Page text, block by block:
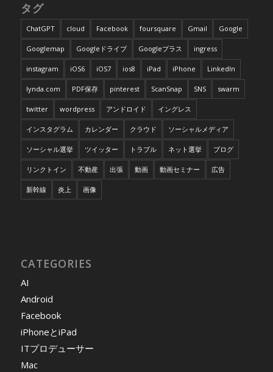
タグ
ChatGPT cloud Facebook foursquare Gmail Google
Googlemap Googleドライブ Googleプラス ingress
instagram iOS6 iOS7 ios8 iPad iPhone LinkedIn
lynda.com PDF保存 pinterest ScanSnap SNS swarm
twitter wordpress アンドロイド イングレス
インスタグラム カレンダー クラウド ソーシャルメディア
ソーシャル選挙 ツイッター トラブル ネット選挙 ブログ
リンクトイン 不動産 出張 動画 動画セミナー 広告
新幹線 炎上 画像
CATEGORIES
AI
Android
Facebook
iPhoneとiPad
ITプロデューサー
Mac